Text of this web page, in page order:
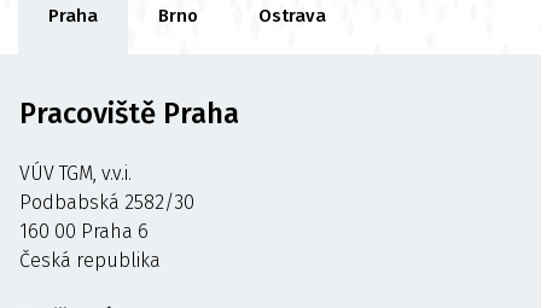
Praha Brno Ostrava
Pracoviště Praha
VÚV TGM, v.v.i.
Podbabská 2582/30
160 00 Praha 6
Česká republika